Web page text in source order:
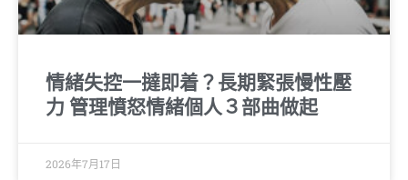
情緒失控一撻即着？長期緊張慢性壓
力 管理憤怒情緒個人３部曲做起
2026年7月17日